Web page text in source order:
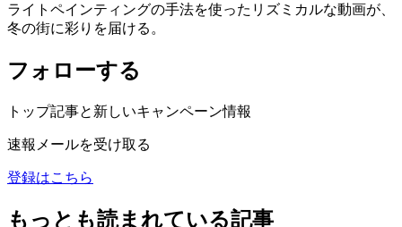
ライトペインティングの手法を使ったリズミカルな動画が、
冬の街に彩りを届ける。
フォローする
トップ記事と新しいキャンペーン情報
速報メールを受け取る
登録はこちら
もっとも読まれている記事